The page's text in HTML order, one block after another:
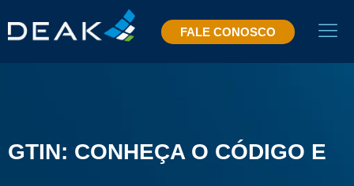
FALE CONOSCO
GTIN: CONHEÇA O CÓDIGO E